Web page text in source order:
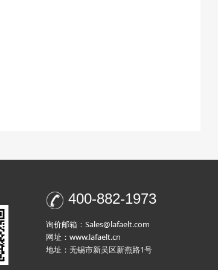
400-882-1973
询价邮箱：Sales@lafaelt.com
网址：www.lafaelt.cn
地址：无锡市新吴区新燕路1号